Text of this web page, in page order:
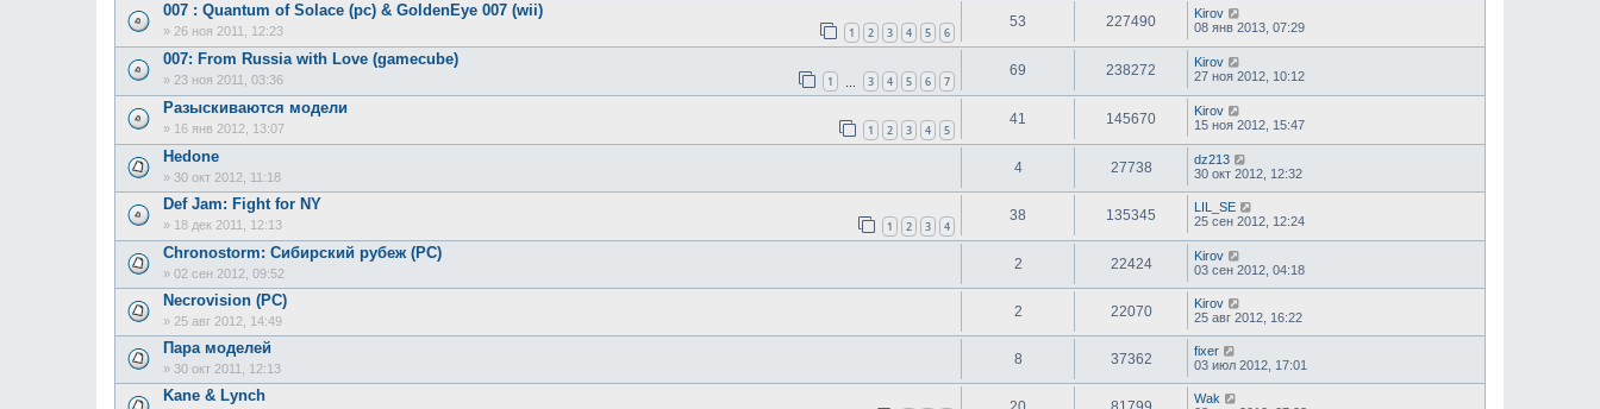
007 : Quantum of Solace (pc) & GoldenEye 007 (wii)
» 26 ноя 2011, 12:23 1 2 3 4 5 6
53 227490
Kirov
08 янв 2013, 07:29
007: From Russia with Love (gamecube)
» 23 ноя 2011, 03:36 1 3 4 5 6 7
69 238272
Kirov
27 ноя 2012, 10:12
Разыскиваются модели
» 16 янв 2012, 13:07 1 2 3 4 5
41 145670
Kirov
15 ноя 2012, 15:47
Hedone
» 30 окт 2012, 11:18
4 27738
dz213
30 окт 2012, 12:32
Def Jam: Fight for NY
» 18 дек 2011, 12:13 1 2 3 4
38 135345
LIL_SE
25 сен 2012, 12:24
Chronostorm: Сибирский рубеж (PC)
» 02 сен 2012, 09:52
2 22424
Kirov
03 сен 2012, 04:18
Necrovision (PC)
» 25 авг 2012, 14:49
2 22070
Kirov
25 авг 2012, 16:22
Пара моделей
» 30 окт 2011, 12:13
8 37362
fixer
03 июл 2012, 17:01
Kane & Lynch
Wak